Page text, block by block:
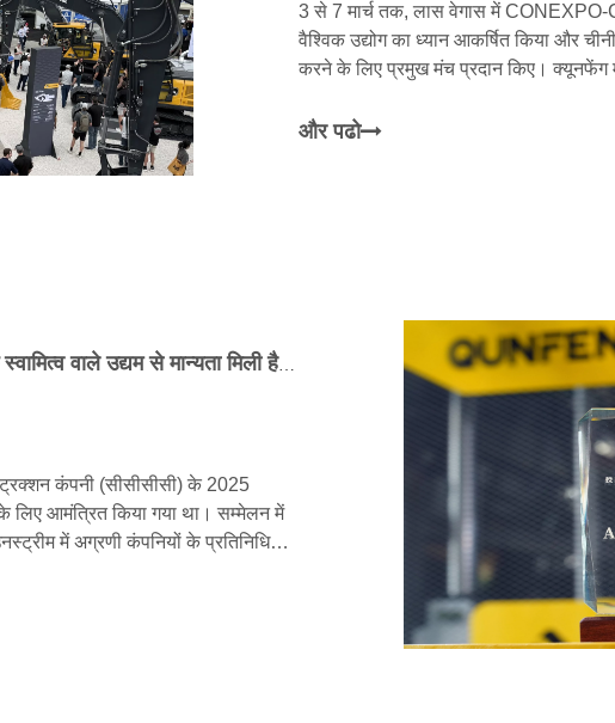
3 से 7 मार्च तक, लास वेगास में
वैश्विक उद्योग का ध्यान आकर्षित किया और
करने के लिए प्रमुख मंच प्रदान किए। क्यूनफेंग
और पढो
क्यूनफेंग मशीनरी को एक बार फिर केंद्रीय राज्य के स्वामित्व वाले उद्यम से मान्यता मिली है! इसे लगातार तीसरे वर्ष सीसीसीसी द्वारा '2025 क्लास ए सप्लायर' का दर्जा दिया गया है।
कंपनी (सीसीसीसी) के 2025
लिए आमंत्रित किया गया था। सम्मेलन में
में अग्रणी कंपनियों के प्रतिनिधियों